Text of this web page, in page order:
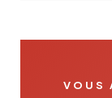
VOUS